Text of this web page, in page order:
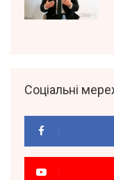
Соціальні